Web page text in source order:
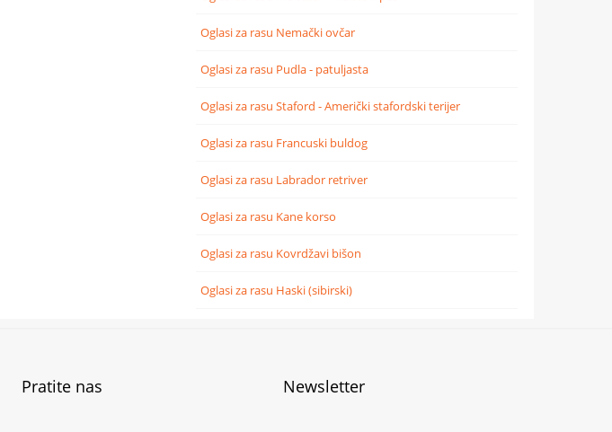
Oglasi za rasu Nemački ovčar
Oglasi za rasu Pudla - patuljasta
Oglasi za rasu Staford - Američki stafordski terijer
Oglasi za rasu Francuski buldog
Oglasi za rasu Labrador retriver
Oglasi za rasu Kane korso
Oglasi za rasu Kovrdžavi bišon
Oglasi za rasu Haski (sibirski)
Pratite nas Newsletter